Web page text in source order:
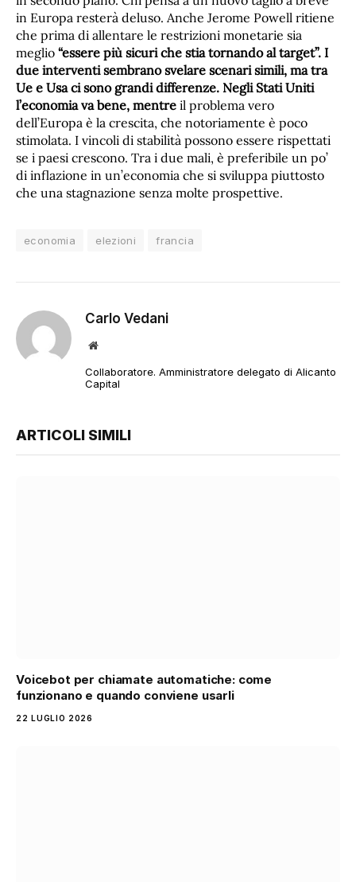
in Europa resterà deluso. Anche Jerome Powell ritiene
che prima di allentare le restrizioni monetarie sia
meglio “essere più sicuri che stia tornando al target”. I
due interventi sembrano svelare scenari simili, ma tra
Ue e Usa ci sono grandi differenze. Negli Stati Uniti
l’economia va bene, mentre il problema vero
dell’Europa è la crescita, che notoriamente è poco
stimolata. I vincoli di stabilità possono essere rispettati
se i paesi crescono. Tra i due mali, è preferibile un po’
di inflazione in un’economia che si sviluppa piuttosto
che una stagnazione senza molte prospettive.
economia elezioni francia
Carlo Vedani
Sito
Collaboratore. Amministratore delegato di Alicanto
Capital
ARTICOLI SIMILI
Voicebot per chiamate automatiche: come
funzionano e quando conviene usarli
22 LUGLIO 2026